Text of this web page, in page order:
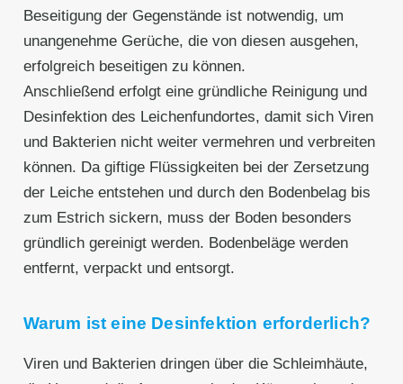
Beseitigung der Gegenstände ist notwendig, um
unangenehme Gerüche, die von diesen ausgehen,
erfolgreich beseitigen zu können.
Anschließend erfolgt eine gründliche Reinigung und
Desinfektion des Leichenfundortes, damit sich Viren
und Bakterien nicht weiter vermehren und verbreiten
können. Da giftige Flüssigkeiten bei der Zersetzung
der Leiche entstehen und durch den Bodenbelag bis
zum Estrich sickern, muss der Boden besonders
gründlich gereinigt werden. Bodenbeläge werden
entfernt, verpackt und entsorgt.
Warum ist eine Desinfektion erforderlich?
Viren und Bakterien dringen über die Schleimhäute,